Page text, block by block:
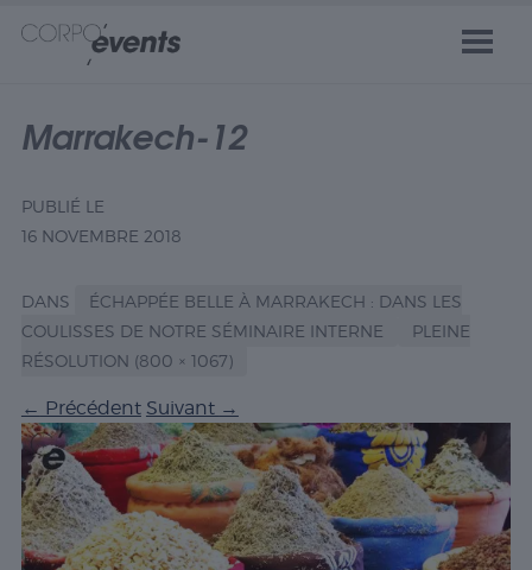
Marrakech-12
PUBLIÉ LE
16 NOVEMBRE 2018
DANS
ÉCHAPPÉE BELLE À MARRAKECH : DANS LES
COULISSES DE NOTRE SÉMINAIRE INTERNE
PLEINE
RÉSOLUTION (800 × 1067)
← Précédent Suivant →